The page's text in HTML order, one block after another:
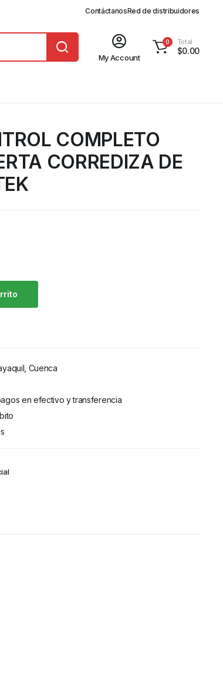
ContáctanosRed de distribuidores
My Account
0 Total
$0.00
COMPLETO
CORREDIZA DE
Cuenca
en efectivo y transferencia